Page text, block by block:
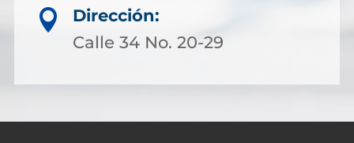

Dirección:
Calle 34 No. 20-29